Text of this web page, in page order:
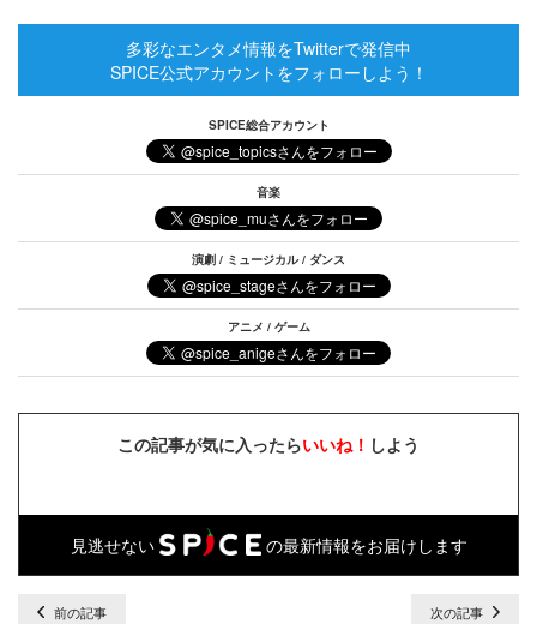
多彩なエンタメ情報をTwitterで発信中
SPICE公式アカウントをフォローしよう！
SPICE総合アカウント
音楽
演劇 / ミュージカル / ダンス
アニメ / ゲーム
この記事が気に入ったらいいね！ しよう
見逃せない の最新情報をお届けします
前の記事 次の記事